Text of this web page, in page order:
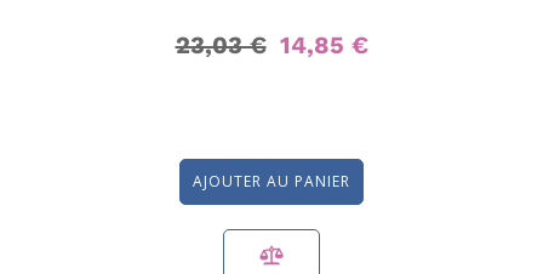
23,03 € 14,85 €
AJOUTER AU PANIER